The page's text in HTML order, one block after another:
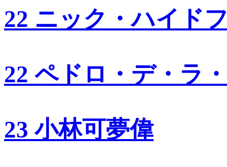
22 ニック・ハイド
22 ペドロ・デ・ラ
23 小林可夢偉